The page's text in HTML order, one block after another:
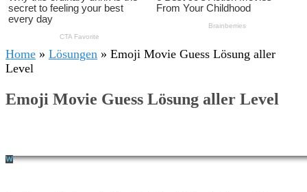
Home » Lösungen » Emoji Movie Guess Lösung aller
Level
Emoji Movie Guess Lösung aller Level